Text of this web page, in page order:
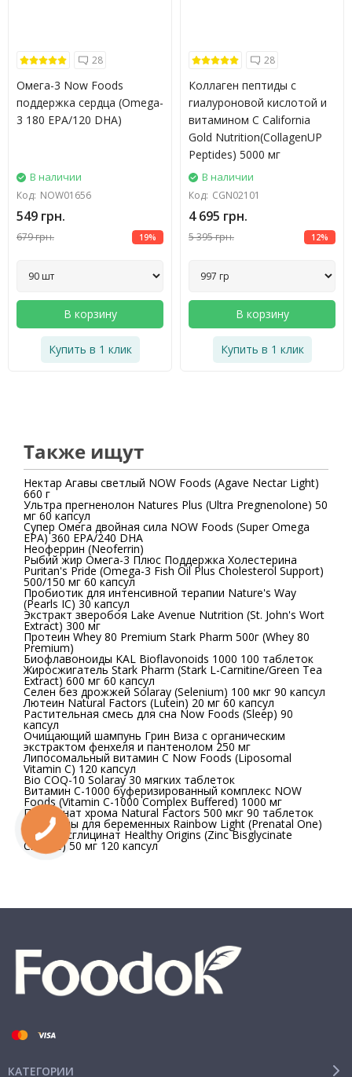
28
Омега-3 Now Foods
поддержка сердца (Omega-
3 180 EPA/120 DHA)
В наличии
Код: NOW01656
549 грн.
679 грн. 19%
В корзину
Купить в 1 клик
28
Коллаген пептиды с
гиалуроновой кислотой и
витамином C California
Gold Nutrition(CollagenUP
Peptides) 5000 мг
В наличии
Код: CGN02101
4 695 грн.
5 395 грн. 12%
В корзину
Купить в 1 клик
Также ищут
Нектар Агавы светлый NOW Foods (Agave Nectar Light)
660 г
Ультра прегненолон Natures Plus (Ultra Pregnenolone) 50
мг 60 капсул
Супер Омега двойная сила NOW Foods (Super Omega
EPA) 360 EPA/240 DHA
Неоферрин (Neoferrin)
Рыбий жир Омега-3 Плюс Поддержка Холестерина
Puritan's Pride (Omega-3 Fish Oil Plus Cholesterol Support)
500/150 мг 60 капсул
Пробиотик для интенсивной терапии Nature's Way
(Pearls IC) 30 капсул
Экстракт зверобоя Lake Avenue Nutrition (St. John's Wort
Extract) 300 мг
Протеин Whey 80 Premium Stark Pharm 500г (Whey 80
Premium)
Биофлавоноиды KAL Bioflavonoids 1000 100 таблеток
Жиросжигатель Stark Pharm (Stark L-Carnitine/Green Tea
Extract) 600 мг 60 капсул
Селен без дрожжей Solaray (Selenium) 100 мкг 90 капсул
Лютеин Natural Factors (Lutein) 20 мг 60 капсул
Растительная смесь для сна Now Foods (Sleep) 90
капсул
Очищающий шампунь Грин Виза с органическим
экстрактом фенхеля и пантенолом 250 мг
Липосомальный витамин C Now Foods (Liposomal
Vitamin C) 120 капсул
Bio COQ-10 Solaray 30 мягких таблеток
Витамин C-1000 буферизированный комплекс NOW
Foods (Vitamin C-1000 Complex Buffered) 1000 мг
Пиколинат хрома Natural Factors 500 мкг 90 таблеток
Витамины для беременных Rainbow Light (Prenatal One)
Цинк бисглицинат Healthy Origins (Zinc Bisglycinate
Chelate) 50 мг 120 капсул
КАТЕГОРИИ